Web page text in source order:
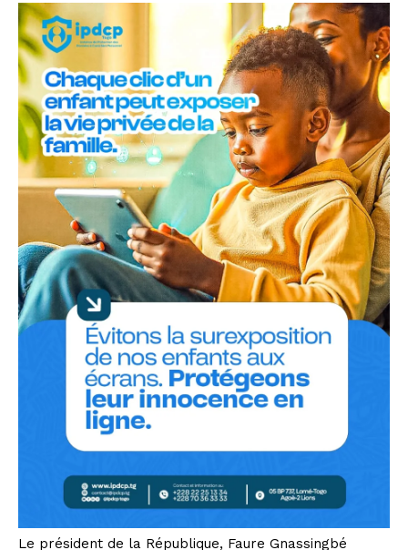
Le président de la République, Faure Gnassingbé